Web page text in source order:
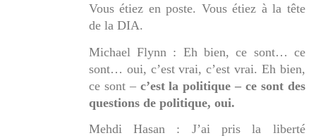
Vous étiez en poste. Vous étiez à la tête
de la DIA.
Michael Flynn : Eh bien, ce sont… ce
sont… oui, c’est vrai, c’est vrai. Eh bien,
ce sont – c’est la politique – ce sont des
questions de politique, oui.
Mehdi Hasan : J’ai pris la liberté